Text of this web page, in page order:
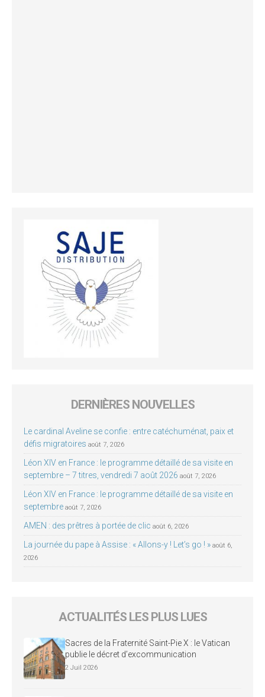
DERNIÈRES NOUVELLES
Le cardinal Aveline se confie : entre catéchuménat, paix et
défis migratoires août 7, 2026
Léon XIV en France : le programme détaillé de sa visite en
septembre – 7 titres, vendredi 7 août 2026 août 7, 2026
Léon XIV en France : le programme détaillé de sa visite en
septembre août 7, 2026
AMEN : des prêtres à portée de clic août 6, 2026
La journée du pape à Assise : « Allons-y ! Let’s go ! » août 6,
2026
ACTUALITÉS LES PLUS LUES
Sacres de la Fraternité Saint-Pie X : le Vatican
publie le décret d’excommunication
2 Juil 2026